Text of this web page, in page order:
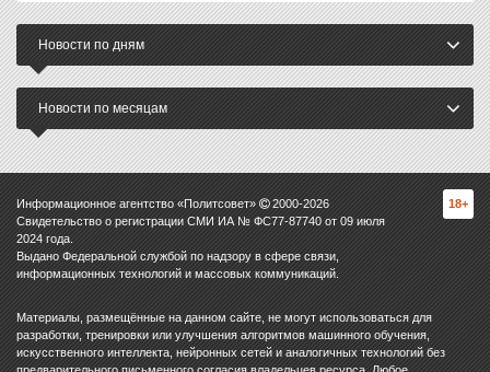
Новости по дням
Новости по месяцам
Информационное агентство «Политсовет» 2000-2026
Свидетельство о регистрации СМИ ИА № ФС77-87740 от 09 июля
2024 года.
Выдано Федеральной службой по надзору в сфере связи,
информационных технологий и массовых коммуникаций.
18+
Материалы, размещённые на данном сайте, не могут использоваться для
разработки, тренировки или улучшения алгоритмов машинного обучения,
искусственного интеллекта, нейронных сетей и аналогичных технологий без